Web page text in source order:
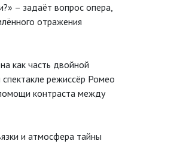
– задаёт вопрос опера,
отражения
как часть двойной
режиссёр Ромео
контраста между
и атмосфера тайны